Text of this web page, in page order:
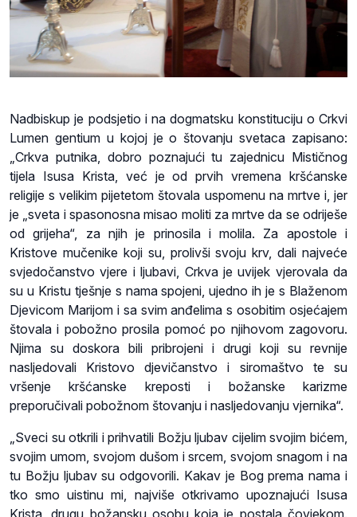
Nadbiskup je podsjetio i na dogmatsku konstituciju o Crkvi
Lumen gentium u kojoj je o štovanju svetaca zapisano:
„Crkva putnika, dobro poznajući tu zajednicu Mističnog
tijela Isusa Krista, već je od prvih vremena kršćanske
religije s velikim pijetetom štovala uspomenu na mrtve i, jer
je „sveta i spasonosna misao moliti za mrtve da se odriješe
od grijeha“, za njih je prinosila i molila. Za apostole i
Kristove mučenike koji su, prolivši svoju krv, dali najveće
svjedočanstvo vjere i ljubavi, Crkva je uvijek vjerovala da
su u Kristu tješnje s nama spojeni, ujedno ih je s Blaženom
Djevicom Marijom i sa svim anđelima s osobitim osjećajem
štovala i pobožno prosila pomoć po njihovom zagovoru.
Njima su doskora bili pribrojeni i drugi koji su revnije
nasljedovali Kristovo djevičanstvo i siromaštvo te su
vršenje kršćanske kreposti i božanske karizme
preporučivali pobožnom štovanju i nasljedovanju vjernika“.
„Sveci su otkrili i prihvatili Božju ljubav cijelim svojim bićem,
svojim umom, svojom dušom i srcem, svojom snagom i na
tu Božju ljubav su odgovorili. Kakav je Bog prema nama i
tko smo uistinu mi, najviše otkrivamo upoznajući Isusa